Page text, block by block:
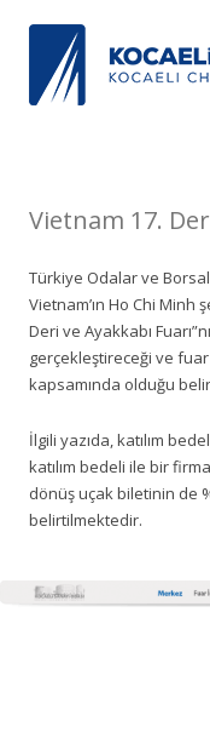
KSO 3500’ü aşkın
Merkez, Çayırova,
Vietnam 17.
Türkiye Odalar ve
Vietnam’ın Ho Chi
Deri ve Ayakkabı
gerçekleştireceği ve fuar
kapsamında olduğu
İlgili yazıda, katılım
katılım bedeli ile bir
dönüş uçak biletinin de
belirtilmektedir.